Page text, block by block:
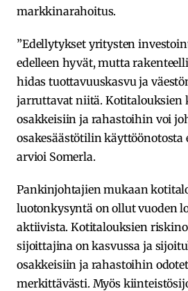
markkinarahoitus.
”Edellytykset yritysten
edelleen hyvät, mutta
hidas tuottavuuskasvu ja
jarruttavat niitä. Kotitalouksien
osakkeisiin ja rahastoihin voi
osakesäästötilin käyttöönotosta
arvioi Somerla.
Pankinjohtajien mukaan
luotonkysyntä on ollut vuoden
aktiivista. Kotitalouksien
sijoittajina on kasvussa ja
osakkeisiin ja rahastoihin
merkittävästi. Myös